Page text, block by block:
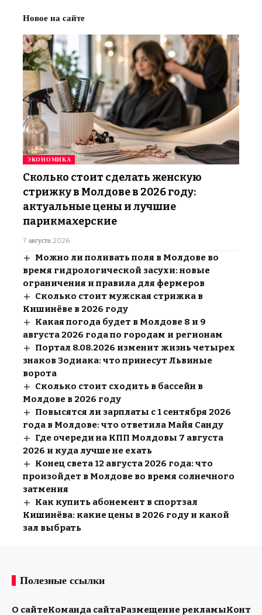
Новое на сайте
ЭКОНОМИКА
Сколько стоит сделать женскую
стрижку в Молдове в 2026 году:
актуальные цены и лучшие
парикмахерские
7 августа 2026
Можно ли поливать поля в Молдове во
время гидрологической засухи: новые
ограничения и правила для фермеров
Сколько стоит мужская стрижка в
Кишинёве в 2026 году
Какая погода будет в Молдове 8 и 9
августа 2026 года по городам и регионам
Портал 8.08.2026 изменит жизнь четырех
знаков Зодиака: что принесут Львиные
ворота
Сколько стоит сходить в бассейн в
Молдове в 2026 году
Повысятся ли зарплаты с 1 сентября 2026
года в Молдове: что ответила Майя Санду
Где очереди на КПП Молдовы 7 августа
2026 и куда лучше не ехать
Конец света 12 августа 2026 года: что
произойдет в Молдове во время солнечного
затмения
Как купить абонемент в спортзал
Кишинёва: какие цены в 2026 году и какой
зал выбрать
Полезные ссылки
О сайтеКоманда сайтаРазмещение рекламы